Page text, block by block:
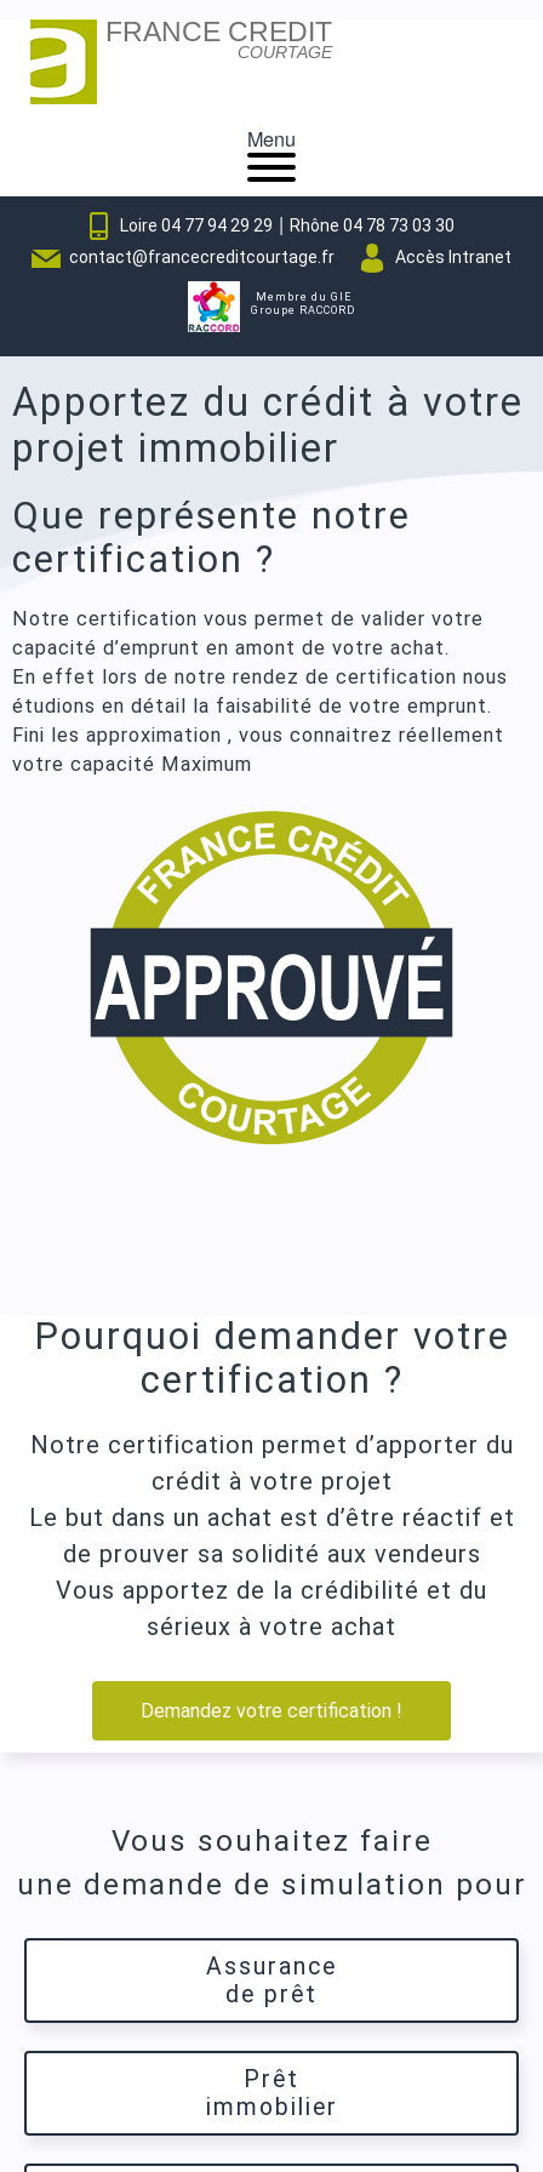
Skip
content
FRANCE CREDIT
COURTAGE
Menu
Loire 04 77 94 29 29 | Rhône 04 78 73 03 30
contact@francecreditcourtage.fr
Accès Intranet
Membre du GIE
Groupe RACCORD
Apportez du crédit à votre
projet immobilier
Que représente notre
certification ?
Notre certification vous permet de valider votre
capacité d’emprunt en amont de votre achat.
En effet lors de notre rendez de certification nous
étudions en détail la faisabilité de votre emprunt.
Fini les approximation , vous connaitrez réellement
votre capacité Maximum
Pourquoi demander votre
certification ?
Notre certification permet d’apporter du
crédit à votre projet
Le but dans un achat est d’être réactif et
de prouver sa solidité aux vendeurs
Vous apportez de la crédibilité et du
sérieux à votre achat
Demandez votre certification !
Vous souhaitez faire
une demande de simulation pour
Assurance
de prêt
Prêt
immobilier